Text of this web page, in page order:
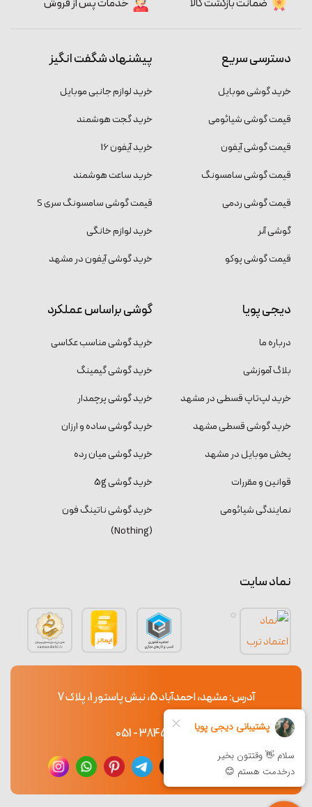
ضمانت بازگشت کالا خدمات پس از فروش
دسترسی سریع
خرید گوشی موبایل
قیمت گوشی شیائومی
قیمت گوشی آیفون
قیمت گوشی سامسونگ
قیمت گوشی ردمی
گوشی آنر
قیمت گوشی پوکو
پیشنهاد شگفت انگیز
خرید لوازم جانبی موبایل
خرید گجت هوشمند
خرید آیفون 16
خرید ساعت هوشمند
قیمت گوشی سامسونگ سری S
خرید لوازم خانگی
خرید گوشی آیفون در مشهد
دیجی پویا
درباره ما
بلاگ آموزشی
خرید لپ‌تاپ قسطی در مشهد
خرید گوشی قسطی مشهد
پخش موبایل در مشهد
قوانین و مقررات
نمایندگی شیائومی
گوشی براساس عملکرد
خرید گوشی مناسب عکاسی
خرید گوشی گیمینگ
خرید گوشی پرچمدار
خرید گوشی ساده و ارزان
خرید گوشی میان رده
خرید گوشی 5g
خرید گوشی ناتینگ فون
(Nothing)
نماد سایت
آدرس: مشهد، احمدآباد 5، نبش پاستور 1، پلاک 7
38453765 - 051